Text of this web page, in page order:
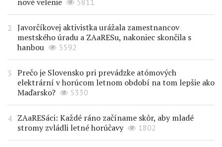
5811
Javorčíkovej aktivistka urážala zamestnancov
mestského úradu a ZAaRESu, nakoniec skončila s
hanbou
5592
Prečo je Slovensko pri prevádzke atómových
elektrární v horúcom letnom období na tom lepšie ako
Maďarsko?
5330
ZAaRESáci: Každé ráno začíname skôr, aby mladé
stromy zvládli letné horúčavy
1802